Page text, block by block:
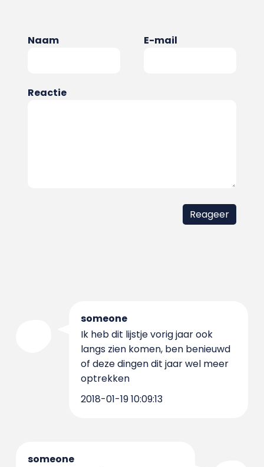
Naam E-mail
Reactie
someone
Ik heb dit lijstje vorig jaar ook
langs zien komen, ben benieuwd
of deze dingen dit jaar wel meer
optrekken
2018-01-19 10:09:13
someone